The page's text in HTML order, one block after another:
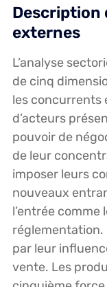
Description
externes
L’analyse
de cinq
les concurrents
d’acteurs
pouvoir de
de leur
imposer leurs
nouveaux
l’entrée
réglementation.
par leur
vente. Les